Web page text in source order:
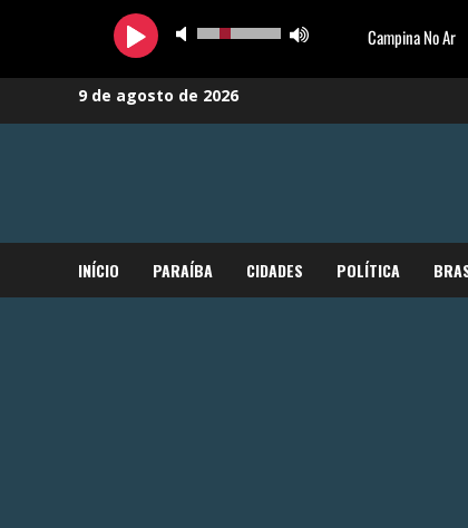
Skip
9 de agosto de 2026
INÍCIO PARAÍBA CIDADES POLÍTICA